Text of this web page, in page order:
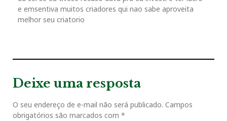
P
o
t
e emsentiva muitos criadores qui nao sabe aproveita
melhor seu criatorio
Deixe uma resposta
O seu endereço de e-mail não será publicado. Campos
obrigatórios são marcados com *